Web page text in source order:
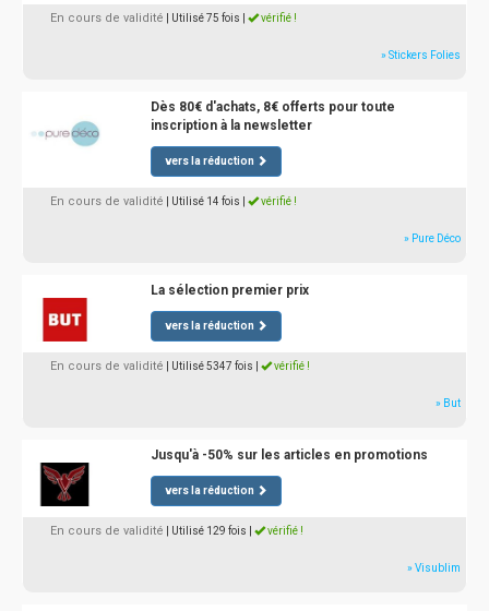
En cours de validité | Utilisé 75 fois vérifié !
» Stickers Folies
Dès 80€ d'achats, 8€ offerts pour toute
inscription à la newsletter
vers la réduction
En cours de validité | Utilisé 14 fois vérifié !
» Pure Déco
La sélection premier prix
vers la réduction
En cours de validité | Utilisé 5347 fois vérifié !
» But
Jusqu'à -50% sur les articles en promotions
vers la réduction
En cours de validité | Utilisé 129 fois vérifié !
» Visublim